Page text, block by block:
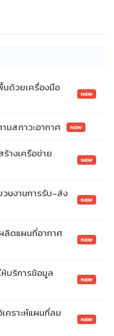
นด้วยเครื่องมือ
NEW
มสภาวะอากาศ NEW
างเครือข่าย
NEW
วนงานการรับ-ส่ง
NEW
ลิตแผนที่อากาศ
NEW
บริการข้อมูล
NEW
คราะห์แผนที่ลม
NEW